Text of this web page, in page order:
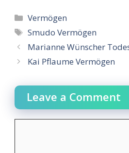
Categories
Vermögen
Tags
Smudo Vermögen
Marianne Wünscher
Kai Pflaume Vermögen
Leave a Comment